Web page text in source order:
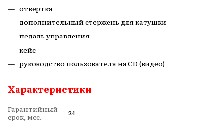
отвертка
дополнительный стержень для катушки
педаль управления
кейс
руководство пользователя на CD (видео)
Характеристики
Гарантийный
срок, мес.
24